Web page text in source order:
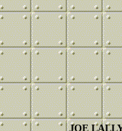
JOE